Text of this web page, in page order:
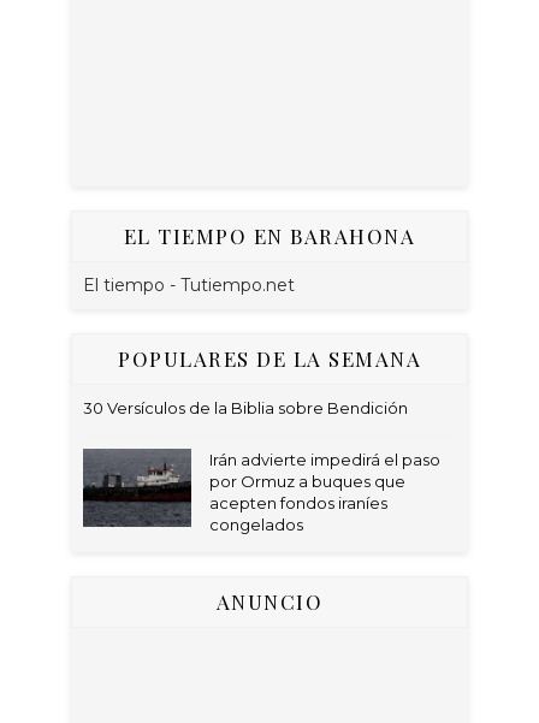
EL TIEMPO EN BARAHONA
El tiempo - Tutiempo.net
POPULARES DE LA SEMANA
30 Versículos de la Biblia sobre Bendición
Irán advierte impedirá el paso
por Ormuz a buques que
acepten fondos iraníes
congelados
ANUNCIO